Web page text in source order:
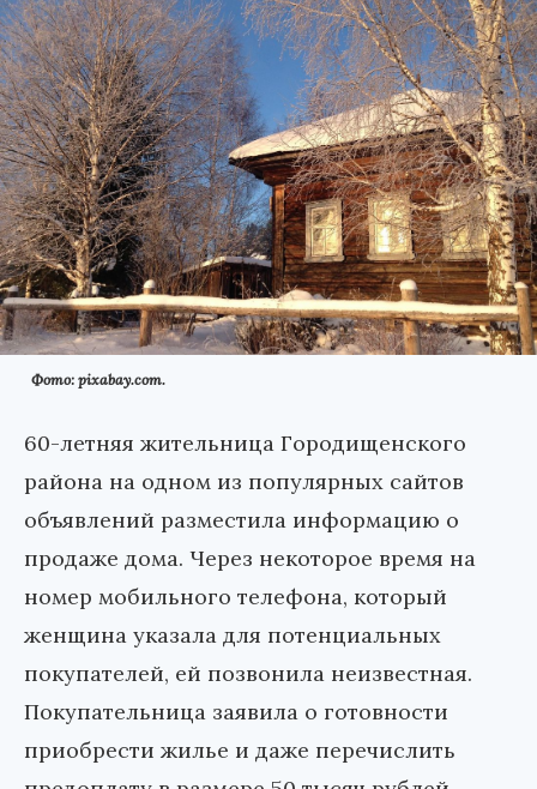
Фото: pixabay.com.
60-летняя жительница Городищенского
района на одном из популярных сайтов
объявлений разместила информацию о
продаже дома. Через некоторое время на
номер мобильного телефона, который
женщина указала для потенциальных
покупателей, ей позвонила неизвестная.
Покупательница заявила о готовности
приобрести жилье и даже перечислить